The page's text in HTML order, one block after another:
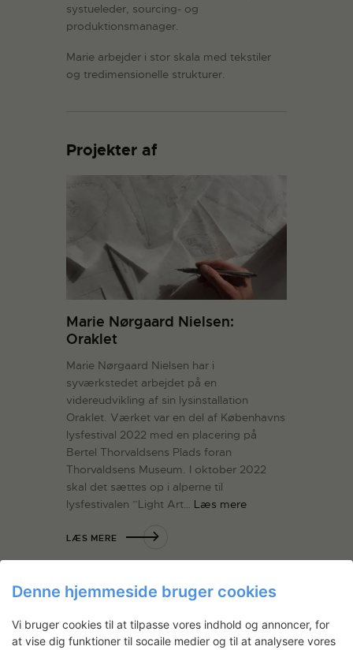
systueleder, sourcing- og
produktionsmanager.
Marie arbejder i stor skala med tekstiler
og tredimensionelle strukturer.
Projekter af
Marie Nørgaard Nielsen:
Oraklet
Marie Nørgaard Nielsen har i
syværkstedet arbejdet på en
videreudvikling af sin lysinstallation
Oraklet. Værket var en del af Københavns
lysfestival 2022 med en placering på
Bertel Thorvaldsens Plads foran
Thorvaldsens Museum. I oktober 2022
skal det sættes op i alperne til
lysfestivalen ”Light Art… Læs mere
LÆS MERE
Denne hjemmeside bruger cookies
Vi bruger cookies til at tilpasse vores indhold og annoncer, for
at vise dig funktioner til socaile medier og til at analysere vores